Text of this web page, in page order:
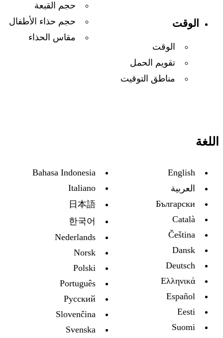
الوقت
الوقت
تقويم الحمل
مناطق التوقيت
حجم القبعة
حجم حذاء الأطفال
مقاس الحذاء
اللغة
English
العربية
Български
Català
Čeština
Dansk
Deutsch
Ελληνικά
Español
Eesti
Suomi
Bahasa Indonesia
Italiano
日本語
한국어
Nederlands
Norsk
Polski
Português
Русский
Slovenčina
Svenska